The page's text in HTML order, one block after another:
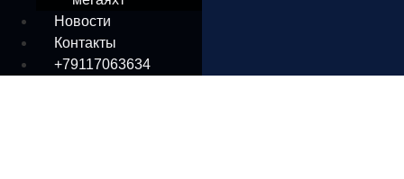
Новости
Контакты
+79117063634